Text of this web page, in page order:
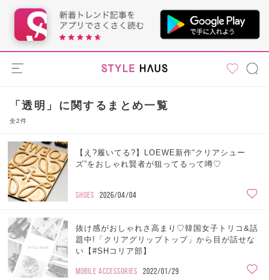
「透明」に関するまとめ一覧
全2件
【え?履いてる?】LOEWE新作“クリアシュー
ズ”をおしゃれ賢者が狙ってるって噂♡
SHOES 2026/04/04
抜け感がおしゃれさ高まり♡韓国女子トリコ&話
題中!「クリアグリップトップ」から目が話せな
い【#SHコリア部】
MOBILE ACCESSORIES 2022/01/29